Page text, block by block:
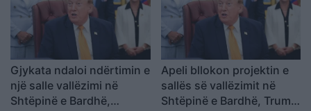
Gjykata ndaloi ndërtimin e
një salle vallëzimi në
Shtëpinë e Bardhë,
Apeli bllokon projektin e
sallës së vallëzimit në
Shtëpinë e Bardhë, Trump